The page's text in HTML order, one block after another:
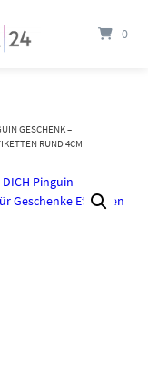
0
GESCHENK –
RUND 4CM